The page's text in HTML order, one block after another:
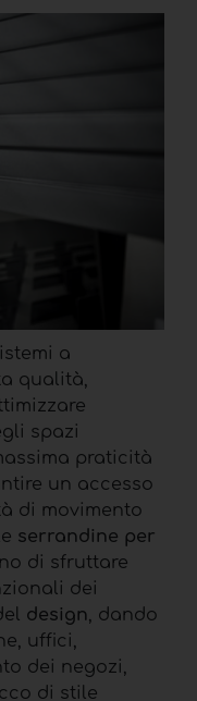
a
qualità,
spazi
praticità
un accesso
di movimento
serrandine per
di sfruttare
dei
design, dando
uffici,
dei negozi,
di stile